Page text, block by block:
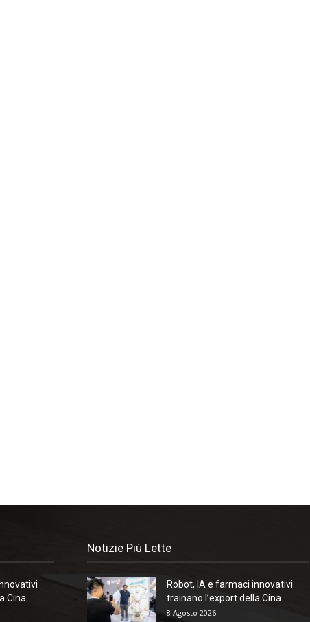
Cina
Notizie Più Lette
Robot, IA e farmaci innovativi
trainano l’export della Cina
8 Agosto 2026